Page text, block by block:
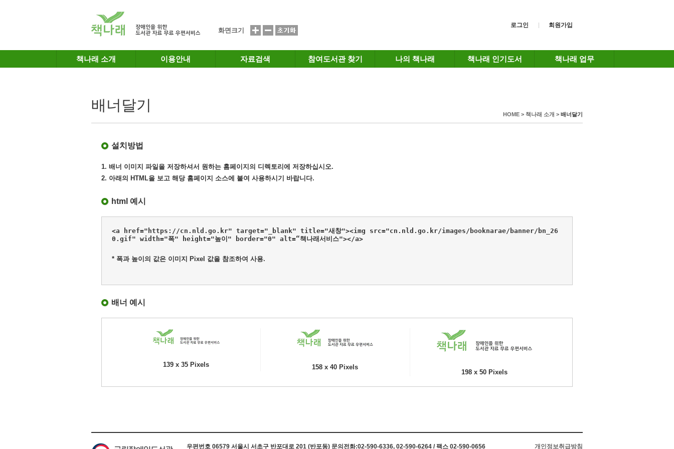
화면크기
로그인 회원가입
책나래 소개 이용안내 자료검색 참여도서관 찾기 나의 책나래 책나래 인기도서 책나래 업무
배너달기
HOME > 책나래 소개 > 배너달기
설치방법
1. 배너 이미지 파일을 저장하셔서 원하는 홈페이지의 디렉토리에 저장하십시오.
2. 아래의 HTML을 보고 해당 홈페이지 소스에 붙여 사용하시기 바랍니다.
html 예시
<a href="https://cn.nld.go.kr" target="_blank" title="새창"><img src="cn.nld.go.kr/images/booknarae/banner/bn_26
0.gif" width="폭" height="높이" border="0" alt=“책나래서비스"></a>
* 폭과 높이의 값은 이미지 Pixel 값을 참조하여 사용.
배너 예시
139 x 35 Pixels 158 x 40 Pixels
198 x 50 Pixels
개인정보취급방침
우편번호 06579 서울시 서초구 반포대로 201 (반포동) 문의전화:02-590-6336, 02-590-6264 / 팩스 02-590-0656